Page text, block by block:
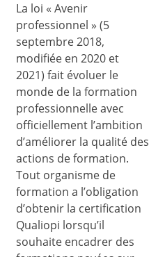
La loi « Avenir
professionnel » (5
septembre 2018,
modifiée en 2020 et
2021) fait évoluer le
monde de la formation
professionnelle avec
officiellement l’ambition
d’améliorer la qualité des
actions de formation.
Tout organisme de
formation a l’obligation
d’obtenir la certification
Qualiopi lorsqu’il
souhaite encadrer des